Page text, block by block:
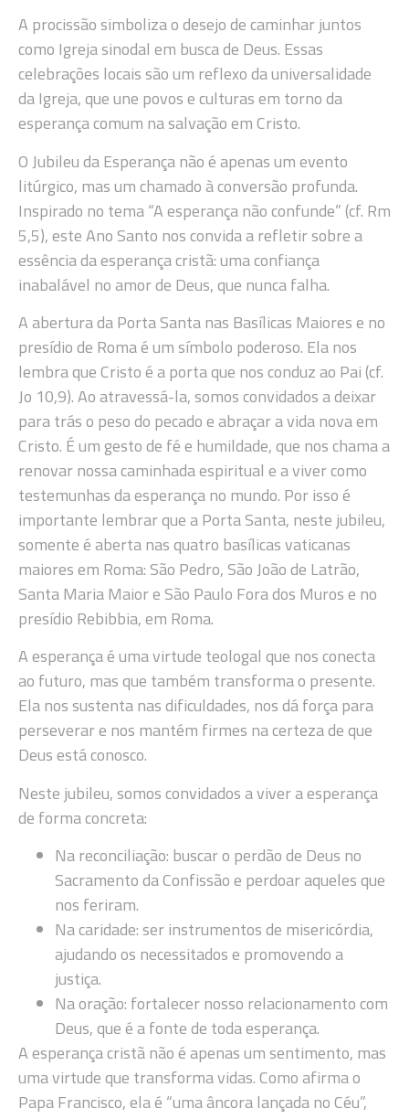
A procissão simboliza o desejo de caminhar juntos
como Igreja sinodal em busca de Deus. Essas
celebrações locais são um reflexo da universalidade
da Igreja, que une povos e culturas em torno da
esperança comum na salvação em Cristo.
O Jubileu da Esperança não é apenas um evento
litúrgico, mas um chamado à conversão profunda.
Inspirado no tema “A esperança não confunde” (cf. Rm
5,5), este Ano Santo nos convida a refletir sobre a
essência da esperança cristã: uma confiança
inabalável no amor de Deus, que nunca falha.
A abertura da Porta Santa nas Basílicas Maiores e no
presídio de Roma é um símbolo poderoso. Ela nos
lembra que Cristo é a porta que nos conduz ao Pai (cf.
Jo 10,9). Ao atravessá-la, somos convidados a deixar
para trás o peso do pecado e abraçar a vida nova em
Cristo. É um gesto de fé e humildade, que nos chama a
renovar nossa caminhada espiritual e a viver como
testemunhas da esperança no mundo. Por isso é
importante lembrar que a Porta Santa, neste jubileu,
somente é aberta nas quatro basílicas vaticanas
maiores em Roma: São Pedro, São João de Latrão,
Santa Maria Maior e São Paulo Fora dos Muros e no
presídio Rebibbia, em Roma.
A esperança é uma virtude teologal que nos conecta
ao futuro, mas que também transforma o presente.
Ela nos sustenta nas dificuldades, nos dá força para
perseverar e nos mantém firmes na certeza de que
Deus está conosco.
Neste jubileu, somos convidados a viver a esperança
de forma concreta:
Na reconciliação: buscar o perdão de Deus no
Sacramento da Confissão e perdoar aqueles que
nos feriram.
Na caridade: ser instrumentos de misericórdia,
ajudando os necessitados e promovendo a
justiça.
Na oração: fortalecer nosso relacionamento com
Deus, que é a fonte de toda esperança.
A esperança cristã não é apenas um sentimento, mas
uma virtude que transforma vidas. Como afirma o
Papa Francisco, ela é “uma âncora lançada no Céu”,